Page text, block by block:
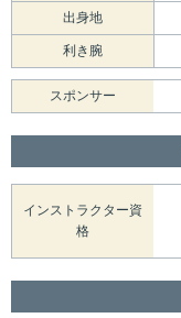
出身地
利き腕
スポンサー
インストラクター資
格